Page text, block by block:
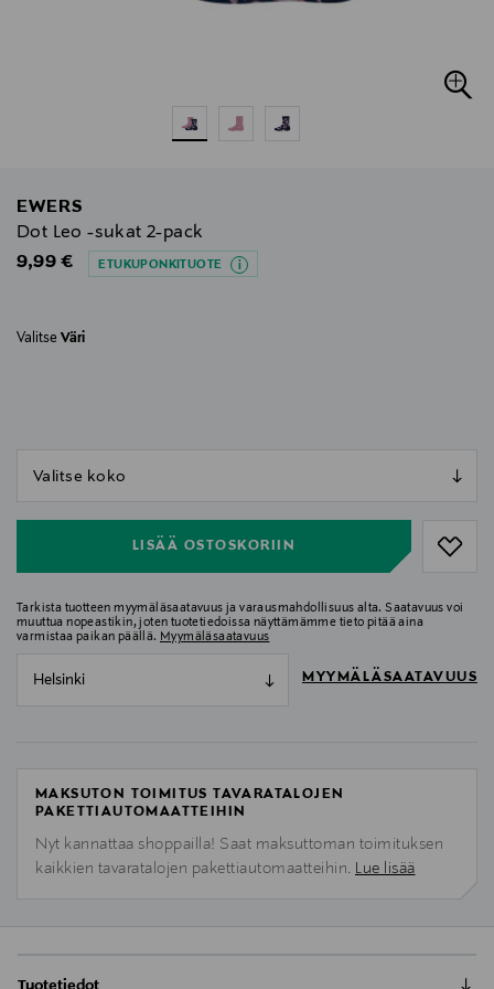
EWERS
Dot Leo -sukat 2-pack
Original Price
9,99 € ETUKUPONKITUOTE
Valitse Väri
LISÄÄ OSTOSKORIIN
Tarkista tuotteen myymäläsaatavuus ja varausmahdollisuus alta. Saatavuus voi
muuttua nopeastikin, joten tuotetiedoissa näyttämämme tieto pitää aina
varmistaa paikan päällä. Myymäläsaatavuus
Helsinki MYYMÄLÄSAATAVUUS
MAKSUTON TOIMITUS TAVARATALOJEN
PAKETTIAUTOMAATTEIHIN
Nyt kannattaa shoppailla! Saat maksuttoman toimituksen
kaikkien tavaratalojen pakettiautomaatteihin. Lue lisää